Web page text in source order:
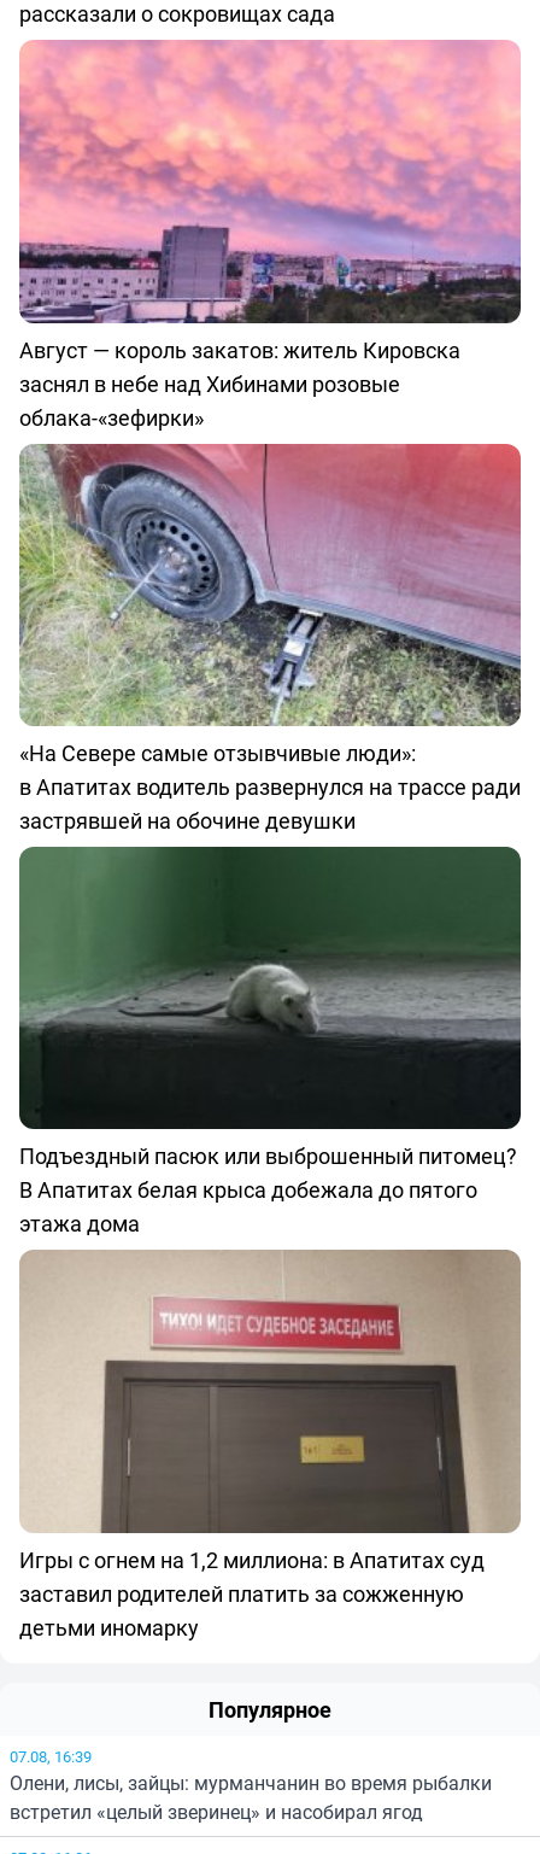
рассказали о сокровищах сада
Август — король закатов: житель Кировска
заснял в небе над Хибинами розовые
облака-«зефирки»
«На Севере самые отзывчивые люди»:
в Апатитах водитель развернулся на трассе ради
застрявшей на обочине девушки
Подъездный пасюк или выброшенный питомец?
В Апатитах белая крыса добежала до пятого
этажа дома
Игры с огнем на 1,2 миллиона: в Апатитах суд
заставил родителей платить за сожженную
детьми иномарку
Популярное
07.08, 16:39
Олени, лисы, зайцы: мурманчанин во время рыбалки
встретил «целый зверинец» и насобирал ягод